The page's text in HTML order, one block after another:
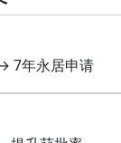
7年永居申请